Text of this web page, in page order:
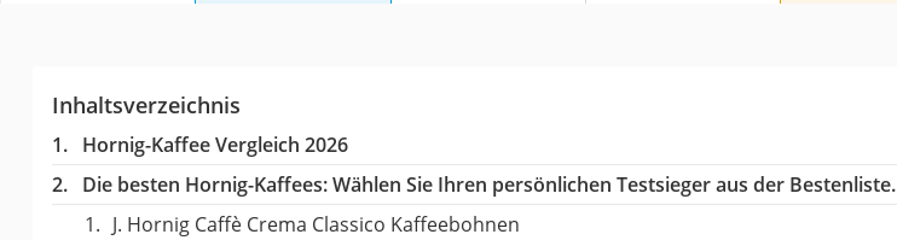
Inhaltsverzeichnis
Hornig-Kaffee Vergleich 2026
Die besten Hornig-Kaffees:Wählen Sie Ihren persönlichen Testsieger aus der Bestenliste.
J. Hornig Caffè Crema Classico Kaffeebohnen